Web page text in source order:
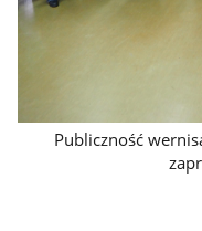
Publiczność